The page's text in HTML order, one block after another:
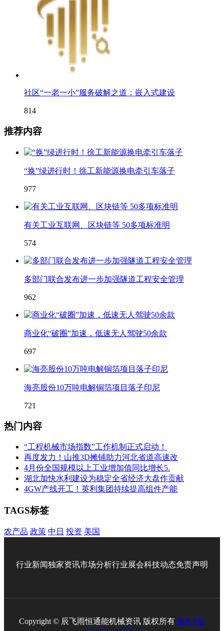
社区“一老一小”服务破解之道：嵌入式建设
814
推荐内容
“换”绿进行时！徐工新能源换电牵引车落子
977
有关工业互联网、区块链等 50多项标准明
574
多部门联合发布进一步加强隧道工程安全管理
962
商业化“破圈”加速，低速无人驾驶50余款
697
海亮股份10万吨电解铜箔项目落子印尼
721
热门内容
“工程机械市场指数”工作机制正式启动！
再度发力！山推3D摊铺助力河北省道高速改
4月份全国规模以上工业增加值同比增长5.
湖北加快水利建设为稳定全省经济大盘作贡献
4GW产线开工！英利集团持续提高组件产能
TAGS标签
农产品 政策 中日 投资 美国
行业新闻独家资讯市场分析行业展会科技动态免责声明
Copyright © 辰飞雨恒通能机械资讯 版权所有 鲁ICP备